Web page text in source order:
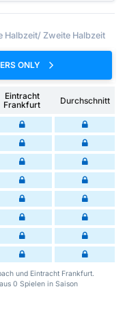
Halbzeit/ Zweite Halbzeit
ONLY
Eintracht
Frankfurt
Durchschnitt
und Eintracht Frankfurt.
0 Spielen in Saison